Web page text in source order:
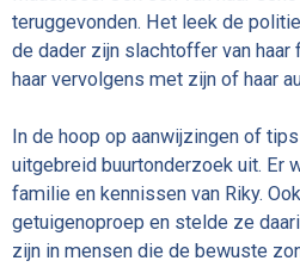
teruggevonden. Het leek de
de dader zijn slachtoffer van haar
haar vervolgens met zijn of haar
In de hoop op aanwijzingen of
uitgebreid buurtonderzoek uit. Er
familie en kennissen van Riky.
getuigenoproep en stelde ze
zijn in mensen die de bewuste